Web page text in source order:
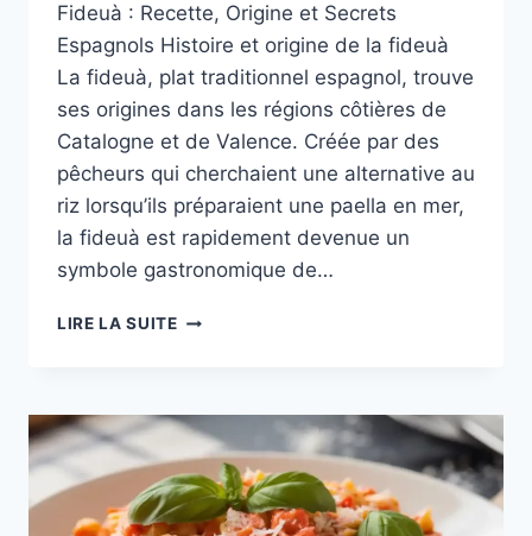
Fideuà : Recette, Origine et Secrets
Espagnols Histoire et origine de la fideuà
La fideuà, plat traditionnel espagnol, trouve
ses origines dans les régions côtières de
Catalogne et de Valence. Créée par des
pêcheurs qui cherchaient une alternative au
riz lorsqu’ils préparaient une paella en mer,
la fideuà est rapidement devenue un
symbole gastronomique de…
LIRE LA SUITEFIDEUÀ
ET
SECRETS
ESPAGNOLS